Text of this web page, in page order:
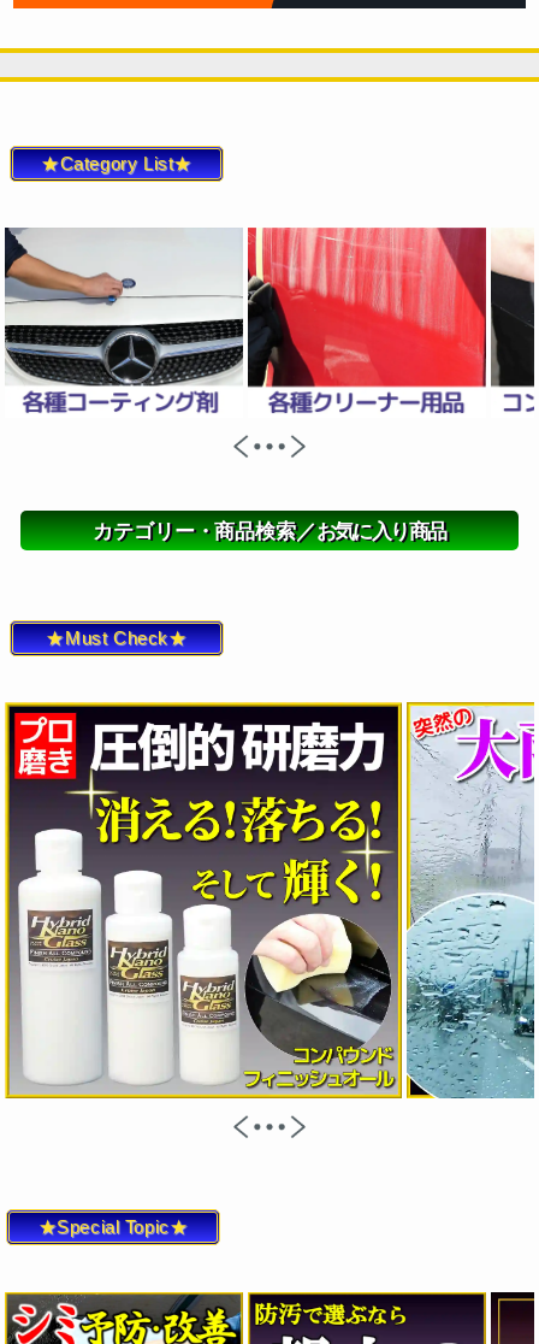
★Category List★
カテゴリー・商品検索／お気に入り商品
★Must Check★
★Special Topic★